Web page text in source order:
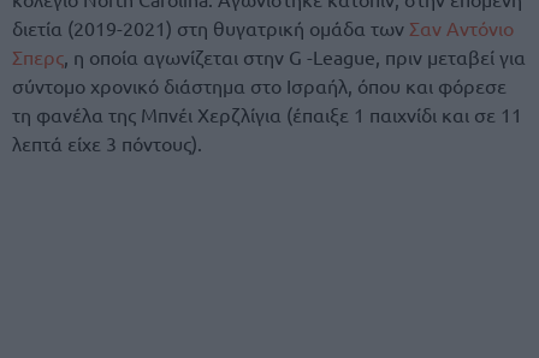
διετία (2019-2021) στη θυγατρική ομάδα των Σαν Αντόνιο
Σπερς , η οποία αγωνίζεται στην G -League, πριν μεταβεί για
σύντομο χρονικό διάστημα στο Ισραήλ, όπου και φόρεσε
τη φανέλα της Μπνέι Χερζλίγια (έπαιξε 1 παιχνίδι και σε 11
λεπτά είχε 3 πόντους).